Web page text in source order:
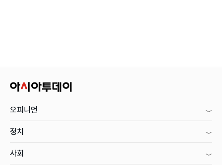
오피니언
정치
사회